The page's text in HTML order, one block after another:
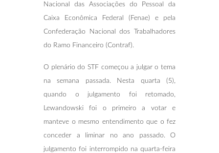
Nacional das Associações do Pessoal da
Caixa Econômica Federal (Fenae) e pela
Confederação Nacional dos Trabalhadores
do Ramo Financeiro (Contraf).
O plenário do STF começou a julgar o tema
na semana passada. Nesta quarta (5),
quando o julgamento foi retomado,
Lewandowski foi o primeiro a votar e
manteve o mesmo entendimento que o fez
conceder a liminar no ano passado. O
julgamento foi interrompido na quarta-feira